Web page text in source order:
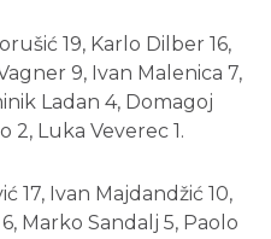
19, Karlo Dilber 16,
9, Ivan Malenica 7,
Ladan 4, Domagoj
2, Luka Veverec 1.
17, Ivan Majdandžić 10,
Marko Sandalj 5, Paolo